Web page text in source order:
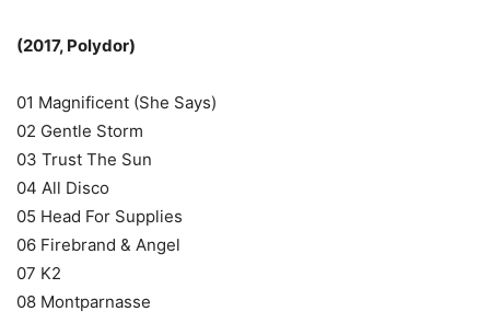
(2017, Polydor)
01 Magnificent (She Says)
02 Gentle Storm
03 Trust The Sun
04 All Disco
05 Head For Supplies
06 Firebrand & Angel
07 K2
08 Montparnasse